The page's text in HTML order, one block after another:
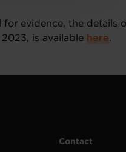
evidence, the details
is available here.
Contact